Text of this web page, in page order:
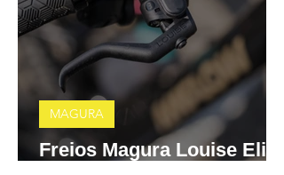
Freios Magura Louise Elite
MAGURA